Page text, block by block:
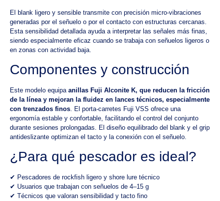
El blank ligero y sensible transmite con precisión micro-vibraciones
generadas por el señuelo o por el contacto con estructuras cercanas.
Esta sensibilidad detallada ayuda a interpretar las señales más finas,
siendo especialmente eficaz cuando se trabaja con señuelos ligeros o
en zonas con actividad baja.
Componentes y construcción
Este modelo equipaanillas Fuji Alconite K, que reducen la fricción
de la línea y mejoran la fluidez en lances técnicos, especialmente
con trenzados finos. El porta-carretes Fuji VSS ofrece una
ergonomía estable y confortable, facilitando el control del conjunto
durante sesiones prolongadas. El diseño equilibrado del blank y el grip
antideslizante optimizan el tacto y la conexión con el señuelo.
¿Para qué pescador es ideal?
✔ Pescadores de rockfish ligero y shore lure técnico
✔ Usuarios que trabajan con señuelos de 4–15 g
✔ Técnicos que valoran sensibilidad y tacto fino